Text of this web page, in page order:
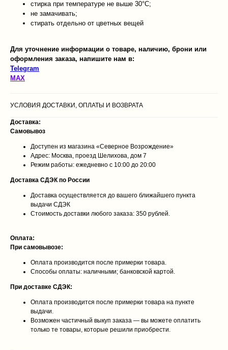
стирка при температуре не выше 30°C;
не замачивать;
стирать отдельно от цветных вещей
Для уточнение информации о товаре, наличию, брони или
оформления заказа, напишите нам в:
Telegram
MAX
УСЛОВИЯ ДОСТАВКИ, ОПЛАТЫ И ВОЗВРАТА
Доставка:
Самовывоз
Доступен из магазина «Северное Возрождение»
Адрес: Москва, проезд Шелихова, дом 7
Режим работы: ежедневно с 10:00 до 20:00
Доставка СДЭК по России
Доставка осуществляется до вашего ближайшего пункта
выдачи СДЭК
Стоимость доставки любого заказа: 350 рублей.
Оплата:
При самовывозе:
Оплата производится после примерки товара.
Способы оплаты: наличными; банковской картой.
При доставке СДЭК:
Оплата производится после примерки товара на пункте
выдачи.
Возможен частичный выкуп заказа — вы можете оплатить
только те товары, которые решили приобрести.